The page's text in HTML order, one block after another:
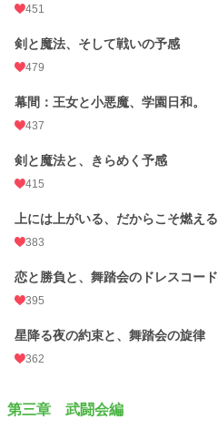
451
剣と魔法、そして戦いの予感
479
幕間：王女と小悪魔、学園日和。
437
剣と魔法と、きらめく予感
415
上には上がいる、だからこそ燃える
383
恋と勝負と、舞踏会のドレスコード
395
星降る夜の約束と、舞踏会の旋律
362
第三章 武闘会編